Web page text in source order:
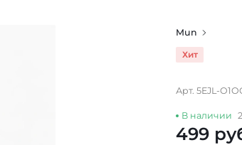
Mun
Хит
Арт. 5EJL-
В наличии
499